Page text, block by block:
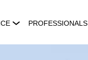
PROFESSIONALS